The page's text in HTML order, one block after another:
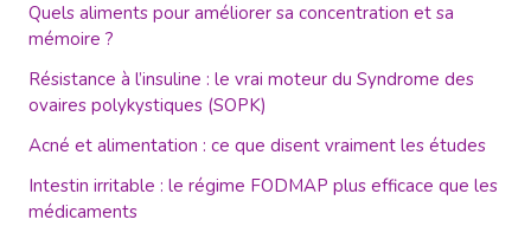
Quels aliments pour améliorer sa concentration et sa
mémoire ?
Résistance à l’insuline : le vrai moteur du Syndrome des
ovaires polykystiques (SOPK)
Acné et alimentation : ce que disent vraiment les études
Intestin irritable : le régime FODMAP plus efficace que les
médicaments